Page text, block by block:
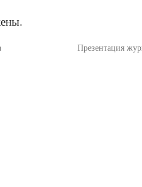
Презентация